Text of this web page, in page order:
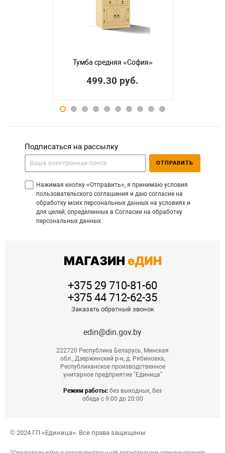
Тумба средняя «София»
499.30 руб.
Подписаться на рассылку
Нажимая кнопку «Отправить», я принимаю условия
пользовательского соглашения и даю согласие на
обработку моих персональных данных на условиях и
для целей, определенных в Согласии на обработку
персональных данных.
ОТПРАВИТЬ
+375 29 710-81-60
+375 44 712-62-35
Заказать обратный звонок
edin@din.gov.by
222720 Республика Беларусь, Минская
обл., Дзержинский р-н, д. Рябиновка,
Республиканское производственное
унитарное предприятие "Единица"
Режим работы: без выходных, без
обеда с 9:00 до 20:00
© 2024 ГП «Единица». Все права защищены